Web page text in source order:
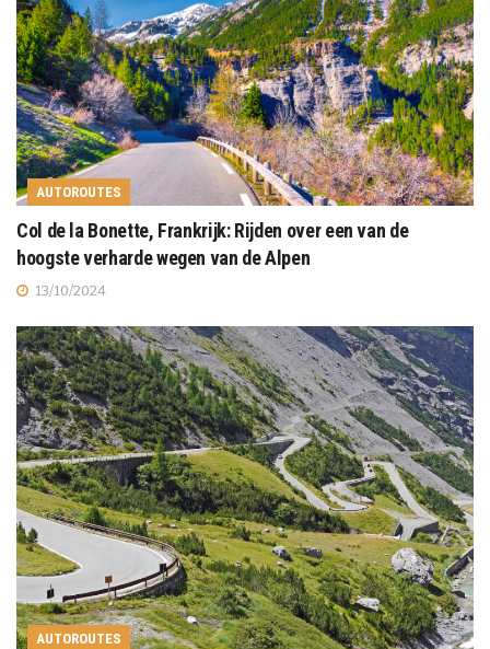
AUTOROUTES
Col de la Bonette, Frankrijk: Rijden over een van de
hoogste verharde wegen van de Alpen
13/10/2024
AUTOROUTES